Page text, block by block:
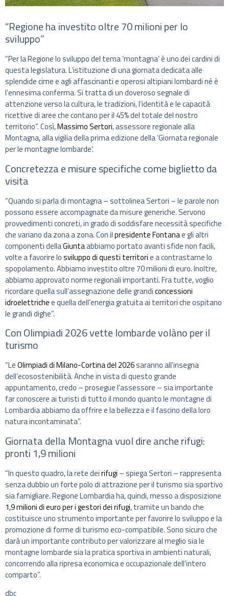
“Regione ha investito oltre 70 milioni per lo
sviluppo”
“Per la Regione lo sviluppo del tema ‘montagna’ è uno dei cardini di
questa legislatura. L’istituzione di una giornata dedicata alle
splendide cime e agli affascinanti e operosi altipiani lombardi né è
l’ennesima conferma. Si tratta di un doveroso segnale di
attenzione verso la cultura, le tradizioni, l’identità e le capacità
ricettive di aree che contano per il 45% del totale del nostro
territorio”. Così,Massimo Sertori, assessore regionale alla
Montagna, alla vigilia della prima edizione della ‘Giornata regionale
per le montagne lombarde’.
Concretezza e misure specifiche come biglietto da
visita
“Quando si parla di montagna – sottolinea Sertori – le parole non
possono essere accompagnate da misure generiche. Servono
provvedimenti concreti, in grado di soddisfare necessità specifiche
che variano da zona a zona. Con ilpresidente Fontanae gli altri
componenti dellaGiuntaabbiamo portato avanti sfide non facili,
volte a favorire losviluppo di questi territorie a contrastarne lo
spopolamento. Abbiamo investito oltre 70 milioni di euro. Inoltre,
abbiamo approvato norme regionali importanti. Fra tutte, voglio
ricordare quella sull’assegnazione delle grandiconcessioni
idroelettrichee quella dell’energia gratuita ai territori che ospitano
le grandi dighe”.
Con Olimpiadi 2026 vette lombarde volàno per il
turismo
“LeOlimpiadi di Milano-Cortina del 2026saranno all’insegna
dell’ecosostenibilità. Anche in vista di questo grande
appuntamento, credo – prosegue l’assessore – sia importante
far conoscere ai turisti di tutto il mondo quanto le montagne di
Lombardia abbiamo da offrire e la bellezza e il fascino della loro
natura incontaminata”.
Giornata della Montagna vuol dire anche rifugi:
pronti 1,9 milioni
“In questo quadro, la rete deirifugi – spiega Sertori – rappresenta
senza dubbio un forte polo di attrazione per il turismo sia sportivo
sia famigliare. Regione Lombardia ha, quindi, messo a disposizione
1,9 milioni di euro per i gestori dei rifugi, tramite un bando che
costituisce uno strumento importante per favorire lo sviluppo e la
promozione di forme di turismo eco-compatibile. Sono sicuro che
darà un importante contributo per valorizzare al meglio sia le
montagne lombarde sia la pratica sportiva in ambienti naturali,
concorrendo alla ripresa economica e occupazionale dell’intero
comparto”.
dbc